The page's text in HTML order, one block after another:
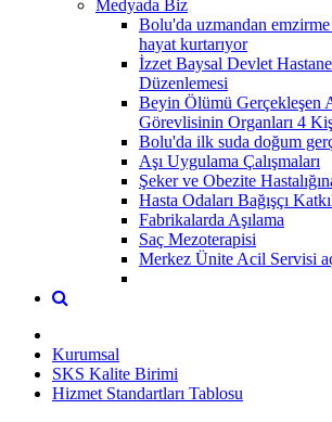
Medyada Biz
Bolu'da uzmandan emzirme
hayat kurtarıyor
İzzet Baysal Devlet
Düzenlemesi
Beyin Ölümü Gerçekleşen
Görevlisinin Organları 4
Bolu'da ilk suda doğum
Aşı Uygulama Çalışmaları
Şeker ve Obezite
Hasta Odaları Bağışçı
Fabrikalarda Aşılama
Saç Mezoterapisi
Merkez Ünite Acil Servisi
Kurumsal
SKS Kalite Birimi
Hizmet Standartları Tablosu